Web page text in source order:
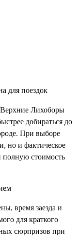
для поездок
Лихоборы
добираться до
При выборе
но и фактическое
полную стоимость
время заезда и
для краткого
сюрпризов при